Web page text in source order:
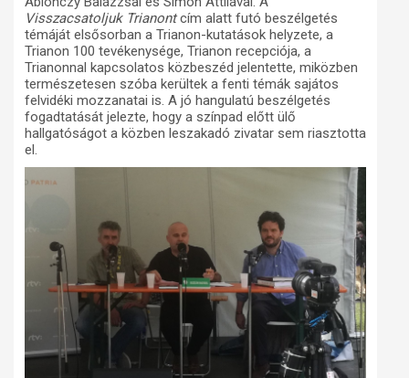
Visszacsatoljuk Trianontcím alatt futó beszélgetés
témáját elsősorban a Trianon-kutatások helyzete, a
Trianon 100 tevékenysége, Trianon recepciója, a
Trianonnal kapcsolatos közbeszéd jelentette, miközben
természetesen szóba kerültek a fenti témák sajátos
felvidéki mozzanatai is. A jó hangulatú beszélgetés
fogadtatását jelezte, hogy a színpad előtt ülő
hallgatóságot a közben leszakadó zivatar sem riasztotta
el.